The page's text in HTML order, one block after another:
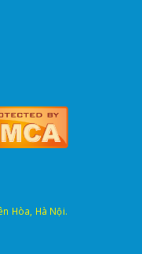
Hòa, Hà Nội.